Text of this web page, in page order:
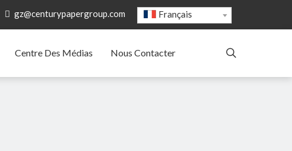
 gz@centurypapergroup.com Français
Centre Des Médias Nous Contacter